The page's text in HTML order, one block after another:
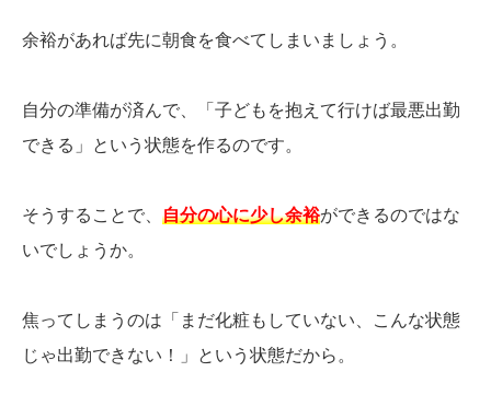
余裕があれば先に朝食を食べてしまいましょう。
自分の準備が済んで、「子どもを抱えて行けば最悪出勤
できる」という状態を作るのです。
そうすることで、 自分の心に少し余裕ができるのではな
いでしょうか。
焦ってしまうのは「まだ化粧もしていない、こんな状態
じゃ出勤できない！」という状態だから。